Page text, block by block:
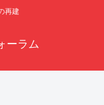
再建
ーラム